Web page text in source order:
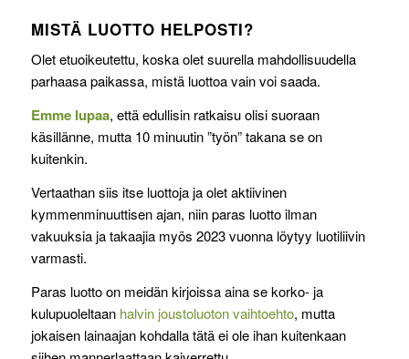
MISTÄ LUOTTO HELPOSTI?
Olet etuoikeutettu, koska olet suurella mahdollisuudella
parhaasa paikassa, mistä luottoa vain voi saada.
Emme lupaa, että edullisin ratkaisu olisi suoraan
käsillänne, mutta 10 minuutin ”työn” takana se on
kuitenkin.
Vertaathan siis itse luottoja ja olet aktiivinen
kymmenminuuttisen ajan, niin paras luotto ilman
vakuuksia ja takaajia myös 2023 vuonna löytyy luotiliivin
varmasti.
Paras luotto on meidän kirjoissa aina se korko- ja
kulupuoleltaan halvin joustoluoton vaihtoehto, mutta
jokaisen lainaajan kohdalla tätä ei ole ihan kuitenkaan